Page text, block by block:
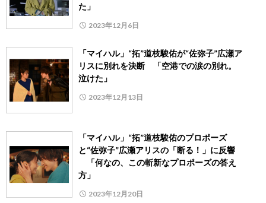
た」
2023年12月6日
「マイハル」“拓”道枝駿佑が“佐弥子”広瀬ア
リスに別れを決断 「空港での涙の別れ。
泣けた」
2023年12月13日
「マイハル」“拓”道枝駿佑のプロポーズ
と“佐弥子”広瀬アリスの「断る！」に反響
「何なの、この斬新なプロポーズの答え
方」
2023年12月20日